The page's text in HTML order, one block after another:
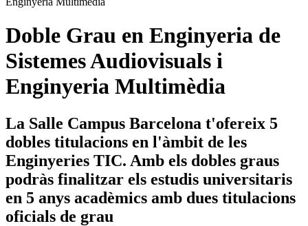
Doble Grau en Enginyeria de
Sistemes Audiovisuals i
Enginyeria Multimèdia
La Salle Campus Barcelona t'ofereix 5
dobles titulacions en l'àmbit de les
Enginyeries TIC. Amb els dobles graus
podràs finalitzar els estudis universitaris
en 5 anys acadèmics amb dues titulacions
oficials de grau